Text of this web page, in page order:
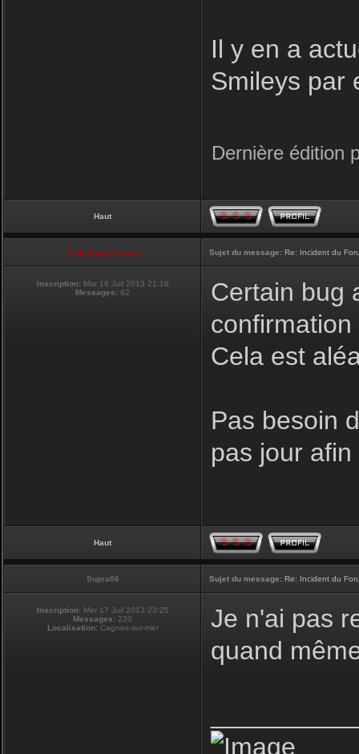
Il y en a
Smileys par
Dernière édition
Haut
Club Supra France Sujet du message: Re: Incident du
Inscription: Mar 16 Juil 2013 21:16
Messages: 82
Certain bug
Cela est
Pas besoin
pas jour
Haut
Supra06 Sujet du message: Re: Incident du
Inscription: Mer 17 Juil 2013 23:25
Messages: 220
Localisation:Cagnes-sur-mer
Je n'ai pas
quand